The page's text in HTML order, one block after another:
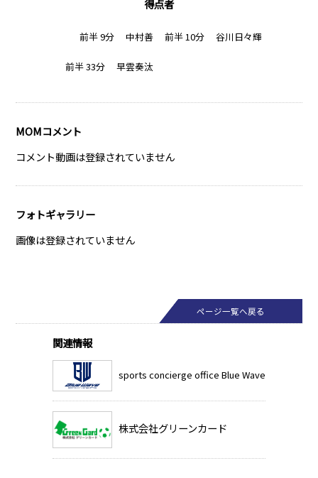
得点者
前半 9分 中村善
前半 33分 早雲奏汰
前半 10分 谷川日々輝
MOMコメント
コメント動画は登録されていません
フォトギャラリー
画像は登録されていません
ページ一覧へ戻る
関連情報
sports concierge office Blue Wave
株式会社グリーンカード